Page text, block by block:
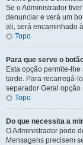
Se o Administrador
denunciar e verá um
ali, será encaminhado
Topo
Para que serve o
Esta opção permite-
tarde. Para recarregá-
separador Geral
Topo
Do que necessita a
O Administrador pode
Mensagens precisem